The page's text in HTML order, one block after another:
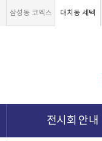
삼성동 코엑스 대치동 세텍
전시회 안내